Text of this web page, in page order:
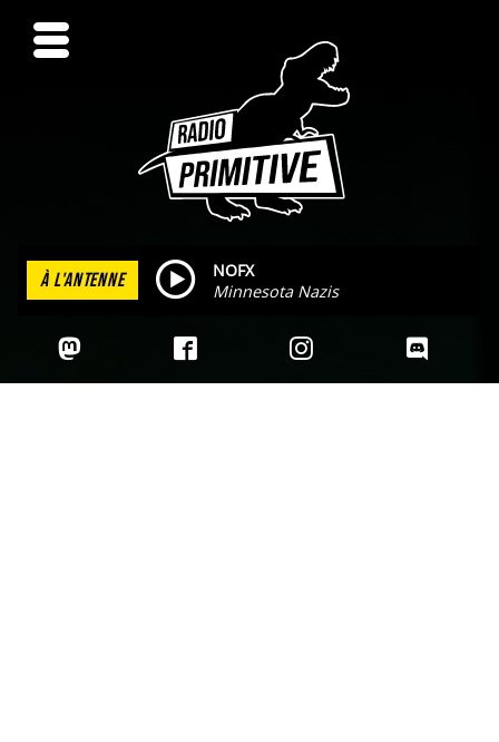
À L'ANTENNE
NOFX
Minnesota Nazis